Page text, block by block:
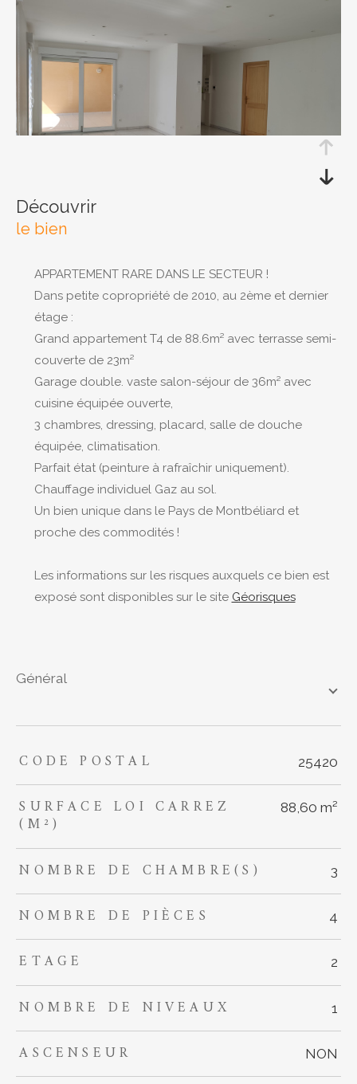
découvrir
le bien
APPARTEMENT RARE DANS LE SECTEUR !
Dans petite copropriété de 2010, au 2ème et dernier
étage :
Grand appartement T4 de 88.6m² avec terrasse semi-
couverte de 23m²
Garage double. vaste salon-séjour de 36m² avec
cuisine équipée ouverte,
3 chambres, dressing, placard, salle de douche
équipée, climatisation.
Parfait état (peinture à rafraîchir uniquement).
Chauffage individuel Gaz au sol.
Un bien unique dans le Pays de Montbéliard et
proche des commodités !
Les informations sur les risques auxquels ce bien est
exposé sont disponibles sur le site Géorisques
général
TRAD_ZEPHYR_Caracteristique TRAD_ZEPHYR_Valeurs
CODE POSTAL 25420
SURFACE LOI CARREZ
(M²)
88,60 m²
NOMBRE DE CHAMBRE(S) 3
NOMBRE DE PIÈCES 4
ETAGE 2
NOMBRE DE NIVEAUX 1
ASCENSEUR NON
RECHERCHER